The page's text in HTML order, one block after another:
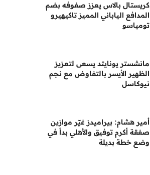
كريستال بالاس يعزز صفوفه بضم
المدافع الياباني المميز تاكيهيرو
تومياسو
مانشستر يونايتد يسعى لتعزيز
الظهير الأيسر بالتفاوض مع نجم
نيوكاسل
أمير هشام: بيراميدز غيّر موازين
صفقة أكرم توفيق والأهلي بدأ في
وضع خطة بديلة